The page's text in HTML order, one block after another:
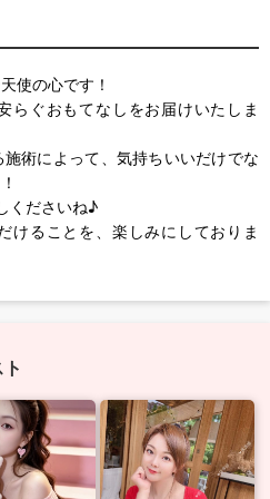
使の心です！
らぐおもてなしをお届けいたしま
術によって、気持ちいいだけでな
くださいね♪
けることを、楽しみにしておりま